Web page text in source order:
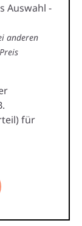
Auswahl -
anderen
für